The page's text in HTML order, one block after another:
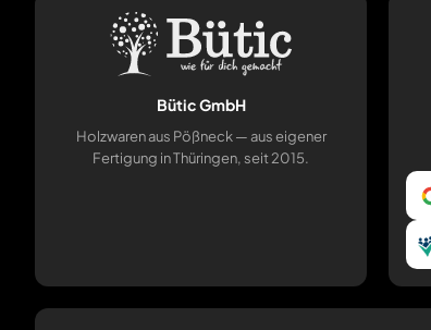
Bütic GmbH
Holzwaren aus Pößneck — aus eigener
Fertigung in Thüringen, seit 2015.